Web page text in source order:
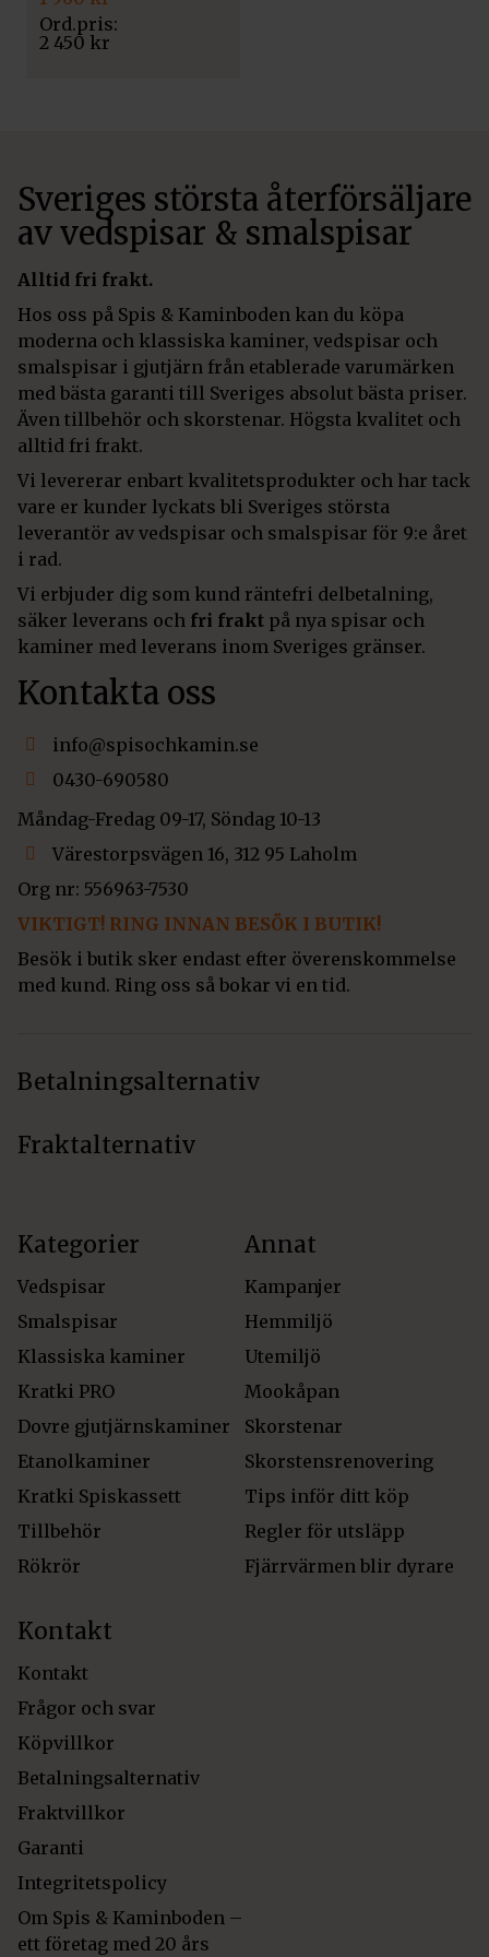
2 450 kr
priset
var:
2
priset
är:
1
Sveriges största återförsäljare
av vedspisar & smalspisar
Alltid fri frakt.
Hos oss på Spis & Kaminboden kan du köpa
moderna och klassiska kaminer, vedspisar och
smalspisar i gjutjärn från etablerade varumärken
med bästa garanti till Sveriges absolut bästa priser.
Även tillbehör och skorstenar. Högsta kvalitet och
alltid fri frakt.
Vi levererar enbart kvalitetsprodukter och har tack
vare er kunder lyckats bli Sveriges största
leverantör av vedspisar och smalspisar för 9:e året
i rad.
Vi erbjuder dig som kund räntefri delbetalning,
säker leverans och fri frakt på nya spisar och
kaminer med leverans inom Sveriges gränser.
Kontakta oss
info@spisochkamin.se
0430-690580
Måndag-Fredag 09-17, Söndag 10-13
Värestorpsvägen 16, 312 95 Laholm
Org nr: 556963-7530
VIKTIGT! RING INNAN BESÖK I BUTIK!
Besök i butik sker endast efter överenskommelse
med kund. Ring oss så bokar vi en tid.
Betalningsalternativ
Fraktalternativ
Kategorier
Vedspisar
Smalspisar
Klassiska kaminer
Kratki PRO
Dovre gjutjärnskaminer
Etanolkaminer
Kratki Spiskassett
Tillbehör
Rökrör
Annat
Kampanjer
Hemmiljö
Utemiljö
Mookåpan
Skorstenar
Skorstensrenovering
Tips inför ditt köp
Regler för utsläpp
Fjärrvärmen blir dyrare
Kontakt
Kontakt
Frågor och svar
Köpvillkor
Betalningsalternativ
Fraktvillkor
Garanti
Integritetspolicy
Om Spis & Kaminboden –
ett företag med 20 års